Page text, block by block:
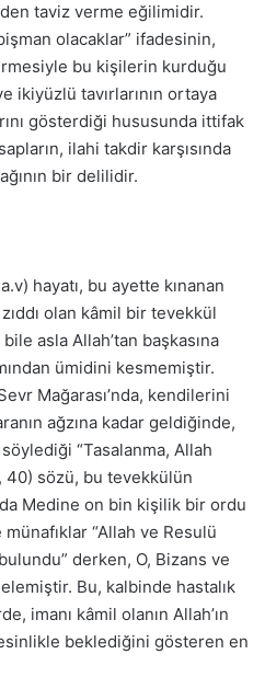
taviz verme eğilimidir.
olacaklar” ifadesinin,
bu kişilerin kurduğu
ikiyüzlü tavırlarının ortaya
gösterdiği hususunda ittifak
ilahi takdir karşısında
bir delilidir.
hayatı, bu ayette kınanan
olan kâmil bir tevekkül
asla Allah’tan başkasına
ümidini kesmemiştir.
Mağarası’nda, kendilerini
ağzına kadar geldiğinde,
“Tasalanma, Allah
40) sözü, bu tevekkülün
Medine on bin kişilik bir ordu
münafıklar “Allah ve Resulü
derken, O, Bizans ve
Bu, kalbinde hastalık
imanı kâmil olanın Allah’ın
beklediğini gösteren en